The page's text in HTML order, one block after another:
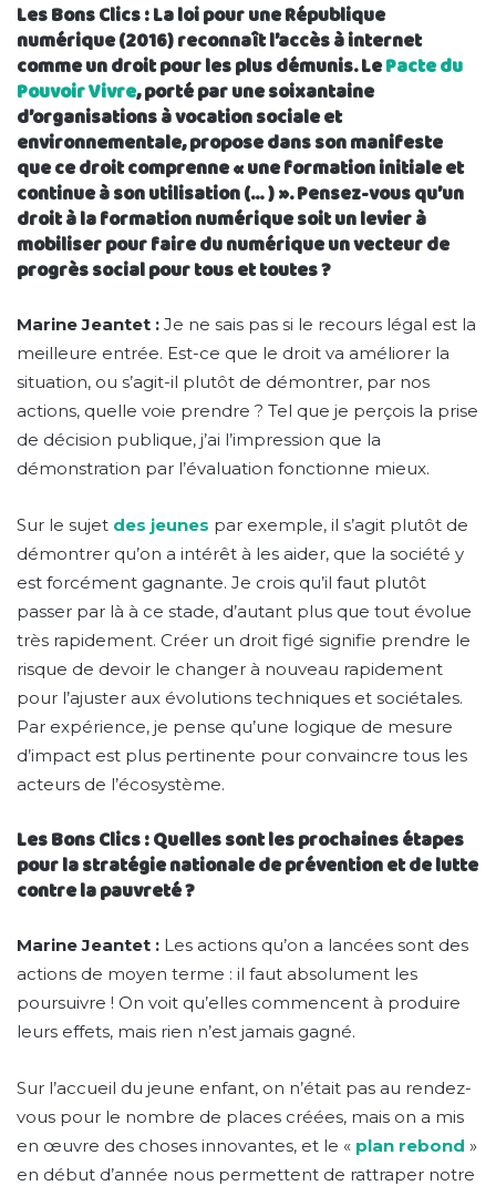
Les Bons Clics : La loi pour une République
numérique (2016) reconnaît l’accès à internet
comme un droit pour les plus démunis. LePacte du
Pouvoir Vivre, porté par une soixantaine
d’organisations à vocation sociale et
environnementale, propose dans son manifeste
que ce droit comprenne « une formation initiale et
continue à son utilisation (… ) ». Pensez-vous qu’un
droit à la formation numérique soit un levier à
mobiliser pour faire du numérique un vecteur de
progrès social pour tous et toutes ?
Marine Jeantet : Je ne sais pas si le recours légal est la
meilleure entrée. Est-ce que le droit va améliorer la
situation, ou s’agit-il plutôt de démontrer, par nos
actions, quelle voie prendre ? Tel que je perçois la prise
de décision publique, j’ai l’impression que la
démonstration par l’évaluation fonctionne mieux.
Sur le sujet des jeunes par exemple, il s’agit plutôt de
démontrer qu’on a intérêt à les aider, que la société y
est forcément gagnante. Je crois qu’il faut plutôt
passer par là à ce stade, d’autant plus que tout évolue
très rapidement. Créer un droit figé signifie prendre le
risque de devoir le changer à nouveau rapidement
pour l’ajuster aux évolutions techniques et sociétales.
Par expérience, je pense qu’une logique de mesure
d’impact est plus pertinente pour convaincre tous les
acteurs de l’écosystème.
Les Bons Clics : Quelles sont les prochaines étapes
pour la stratégie nationale de prévention et de lutte
contre la pauvreté ?
Marine Jeantet : Les actions qu’on a lancées sont des
actions de moyen terme : il faut absolument les
poursuivre ! On voit qu’elles commencent à produire
leurs effets, mais rien n’est jamais gagné.
Sur l’accueil du jeune enfant, on n’était pas au rendez-
vous pour le nombre de places créées, mais on a mis
en œuvre des choses innovantes, et le « plan rebond »
en début d’année nous permettent de rattraper notre